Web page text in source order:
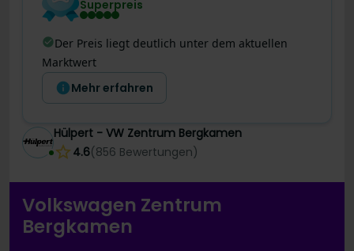
Superpreis
Der Preis liegt deutlich unter dem aktuellen
Marktwert
Mehr erfahren
Hülpert - VW Zentrum Bergkamen
4.6(856 Bewertungen)
Volkswagen Zentrum
Bergkamen